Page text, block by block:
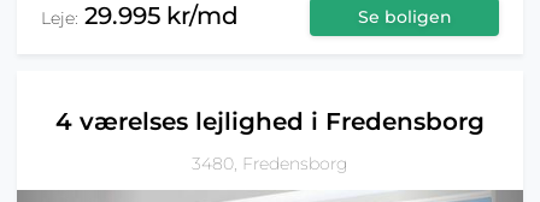
Leje: 29.995 kr/md Se boligen
4 værelses lejlighed i Fredensborg
3480, Fredensborg